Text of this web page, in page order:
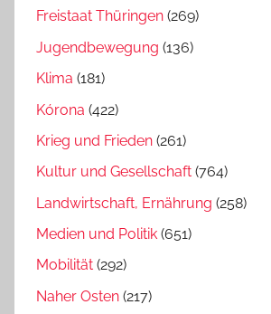
Freistaat Thüringen (269)
Jugendbewegung (136)
Klima (181)
Kórona (422)
Krieg und Frieden (261)
Kultur und Gesellschaft (764)
Landwirtschaft, Ernährung (258)
Medien und Politik (651)
Mobilität (292)
Naher Osten (217)